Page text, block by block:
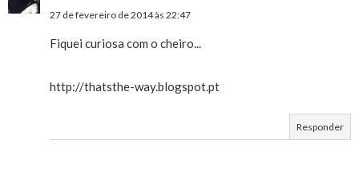
27 de fevereiro de 2014 às 22:47
Fiquei curiosa com o cheiro...
http://thatsthe-way.blogspot.pt
Responder